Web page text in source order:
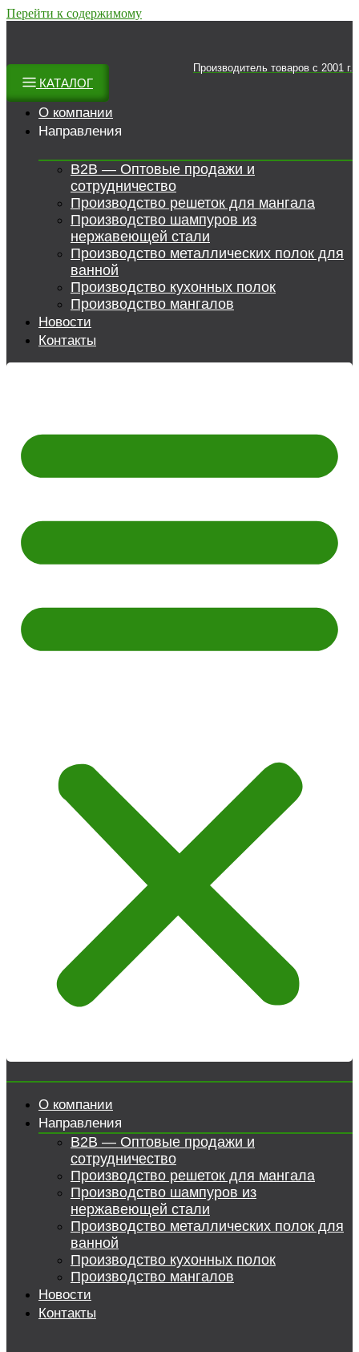
Перейти к содержимому
Производитель товаров c 2001 г.
КАТАЛОГ
О компании
Направления
B2B — Оптовые продажи и
сотрудничество
Производство решеток для мангала
Производство шампуров из
нержавеющей стали
Производство металлических полок для
ванной
Производство кухонных полок
Производство мангалов
Новости
Контакты
О компании
Направления
B2B — Оптовые продажи и
сотрудничество
Производство решеток для мангала
Производство шампуров из
нержавеющей стали
Производство металлических полок для
ванной
Производство кухонных полок
Производство мангалов
Новости
Контакты